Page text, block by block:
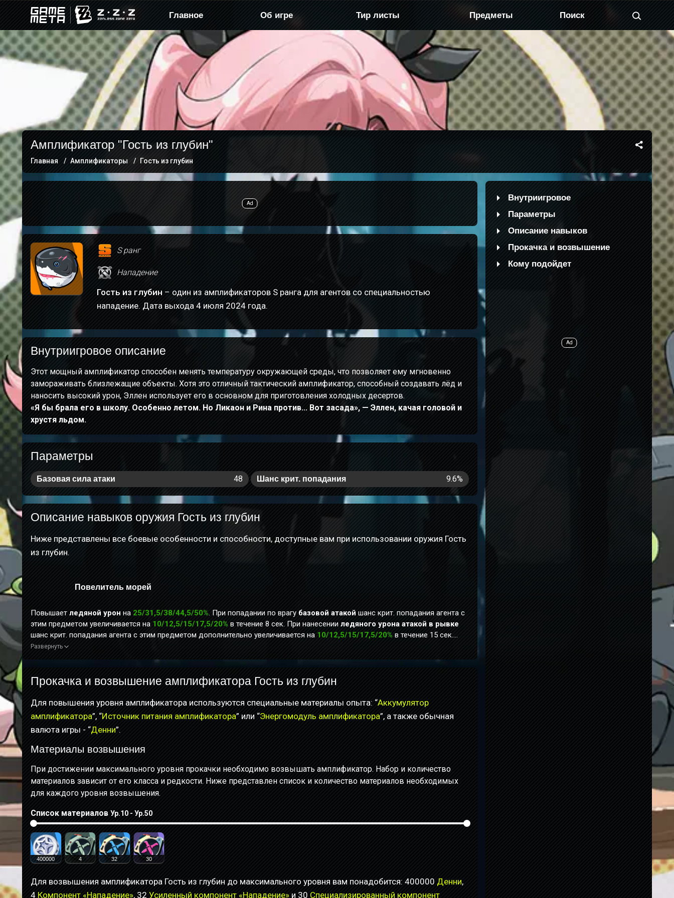
Главное Об игре Тир листы Предметы
Амплификатор "Гость из глубин"
Главная Амплификаторы Гость из глубин
S ранг
Нападение
Гость из глубин – один из амплификаторов S ранга для агентов со специальностью
нападение. Дата выхода 4 июля 2024 года.
Внутриигровое описание
Этот мощный амплификатор способен менять температуру окружающей среды, что позволяет ему мгновенно
замораживать близлежащие объекты. Хотя это отличный тактический амплификатор, способный создавать лёд и
наносить высокий урон, Эллен использует его в основном для приготовления холодных десертов.
«Я бы брала его в школу. Особенно летом. Но Ликаон и Рина против... Вот засада», — Эллен, качая головой и
хрустя льдом.
Параметры
Базовая сила атаки 48 Шанс крит. попадания 9.6%
Описание навыков оружия Гость из глубин
Ниже представлены все боевые особенности и способности, доступные вам при использовании оружия Гость
из глубин.
Повелитель морей
Повышает ледяной урон на 25/31,5/38/44,5/50%. При попадании по врагу базовой атакой шанс крит. попадания агента с
этим предметом увеличивается на 10/12,5/15/17,5/20% в течение 8 сек. При нанесении ледяного урона атакой в рывке
шанс крит. попадания агента с этим предметом дополнительно увеличивается на 10/12,5/15/17,5/20% в течение 15 сек.
Время действия каждого эффекта рассчитывается отдельно.
Развернуть
Прокачка и возвышение амплификатора Гость из глубин
Для повышения уровня амплификатора используются специальные материалы опыта: “Аккумулятор
амплификатора”, “Источник питания амплификатора” или “Энергомодуль амплификатора”, а также обычная
валюта игры - “Денни”.
Материалы возвышения
При достижении максимального уровня прокачки необходимо возвышать амплификатор. Набор и количество
материалов зависит от его класса и редкости. Ниже представлен список и количество материалов необходимых
для каждого уровня возвышения.
Список материалов Ур.10 - Ур.50
400000 4 32 30
Для возвышения амплификатора Гость из глубин до максимального уровня вам понадобится: 400000 Денни,
4 Компонент «Нападение», 32 Усиленный компонент «Нападение» и 30 Специализированный компонент
Внутриигровое
Параметры
Описание навыков
Прокачка и возвышение
Кому подойдет